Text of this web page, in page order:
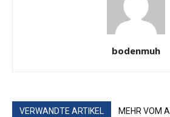
bodenmuh
VERWANDTE ARTIKEL MEHR VOM